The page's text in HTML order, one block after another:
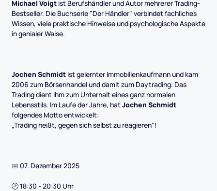
Michael Voigt ist Berufshändler und Autor mehrerer Trading-
Bestseller. Die Buchserie "Der Händler" verbindet fachliches
Wissen, viele praktische Hinweise und psychologische Aspekte
in genialer Weise.
Jochen Schmidt ist gelernter Immobilienkaufmann und kam
2006 zum Börsenhandel und damit zum Daytrading. Das
Trading dient ihm zum Unterhalt eines ganz normalen
Lebensstils. Im Laufe der Jahre, hatJochen Schmidt
folgendes Motto entwickelt:
„Trading heißt, gegen sich selbst zu reagieren“!
📅 07. Dezember 2025
🕑 18:30 - 20:30 Uhr